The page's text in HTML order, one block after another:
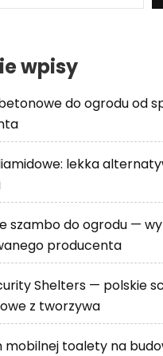
wpisy
do ogrodu od
lekka
szambo do ogrodu —
producenta
Shelters — polskie
z tworzywa
mobilnej toalety na